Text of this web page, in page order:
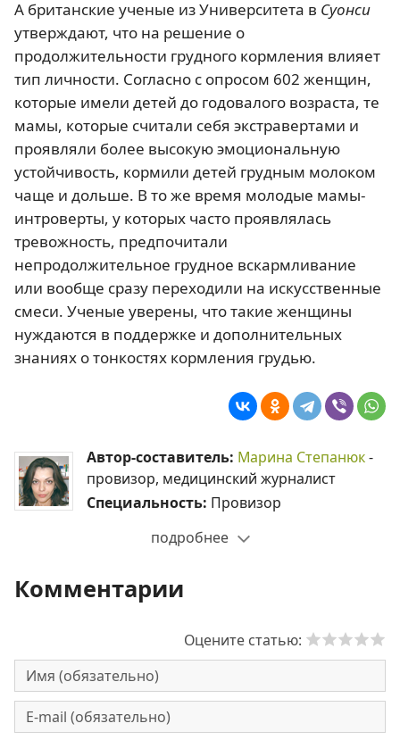
А британские ученые из Университета в Суонси
утверждают, что на решение о
продолжительности грудного кормления влияет
тип личности. Согласно с опросом 602 женщин,
которые имели детей до годовалого возраста, те
мамы, которые считали себя экстравертами и
проявляли более высокую эмоциональную
устойчивость, кормили детей грудным молоком
чаще и дольше. В то же время молодые мамы-
интроверты, у которых часто проявлялась
тревожность, предпочитали
непродолжительное грудное вскармливание
или вообще сразу переходили на искусственные
смеси. Ученые уверены, что такие женщины
нуждаются в поддержке и дополнительных
знаниях о тонкостях кормления грудью.
Автор-составитель: Марина Степанюк-
провизор, медицинский журналист
Специальность: Провизор
подробнее
Комментарии
Оцените статью: